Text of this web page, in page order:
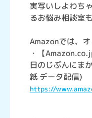
実写いしよわち
るお悩み相談室
Amazonでは、
・【
日のじぶんにま
紙 データ配信)
https://